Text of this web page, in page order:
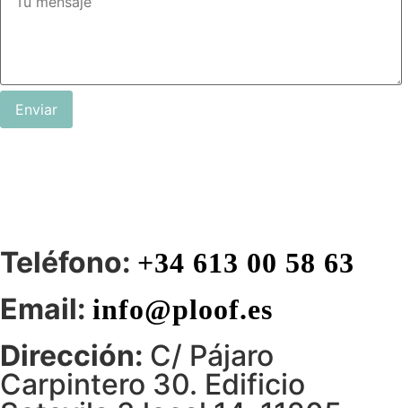
Enviar
Teléfono: +34 613 00 58 63
Email: info@ploof.es
Dirección: C/ Pájaro
Carpintero 30. Edificio